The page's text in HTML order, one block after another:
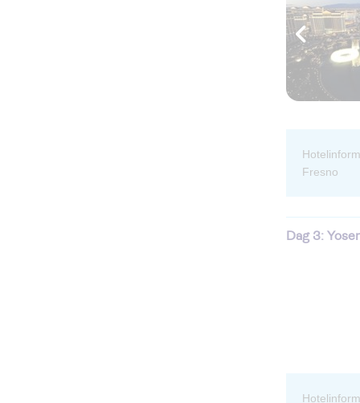
hotelinformatie: Overnachting in Mammoth Mountain Inn*** in Mammoth Lakes of Hampton Inn Fresno Airport*** in
Fresno
Dag 3: